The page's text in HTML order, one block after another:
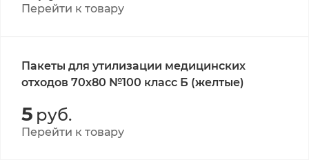
Перейти к товару
Пакеты для утилизации медицинских
отходов 70х80 №100 класс Б (желтые)
5 руб.
Перейти к товару